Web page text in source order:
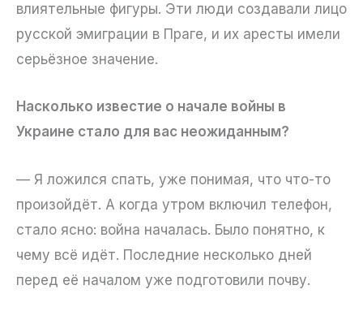
влиятельные фигуры. Эти люди создавали лицо
русской эмиграции в Праге, и их аресты имели
серьёзное значение.
Насколько известие о начале войны в
Украине стало для вас неожиданным?
— Я ложился спать, уже понимая, что что-то
произойдёт. А когда утром включил телефон,
стало ясно: война началась. Было понятно, к
чему всё идёт. Последние несколько дней
перед её началом уже подготовили почву.